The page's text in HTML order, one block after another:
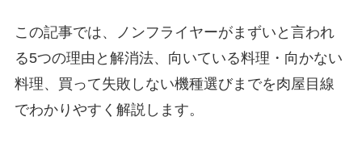
この記事では、ノンフライヤーがまずいと言われ
る5つの理由と解消法、向いている料理・向かない
料理、買って失敗しない機種選びまでを肉屋目線
でわかりやすく解説します。